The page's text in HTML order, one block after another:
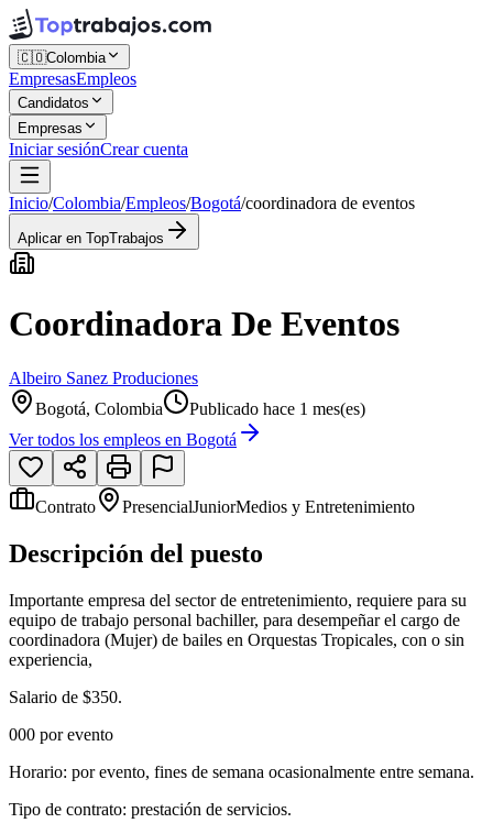
🇨🇴Colombia
EmpresasEmpleos
Candidatos
Empresas
Iniciar sesiónCrear cuenta
Inicio/Colombia/Empleos/Bogotá/coordinadora de eventos
Aplicar en TopTrabajos
Coordinadora De Eventos
Albeiro Sanez Produciones
Bogotá, Colombia
Publicado hace 1 mes(es)
Ver todos los empleos en Bogotá
Contrato PresencialJuniorMedios y Entretenimiento
Descripción del puesto
Importante empresa del sector de entretenimiento, requiere para su
equipo de trabajo personal bachiller, para desempeñar el cargo de
coordinadora (Mujer) de bailes en Orquestas Tropicales, con o sin
experiencia,
Salario de $350.
000 por evento
Horario: por evento, fines de semana ocasionalmente entre semana.
Tipo de contrato: prestación de servicios.